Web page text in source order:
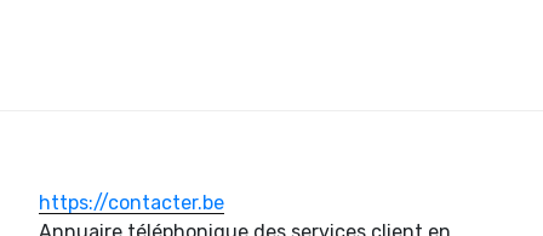
https://contacter.be